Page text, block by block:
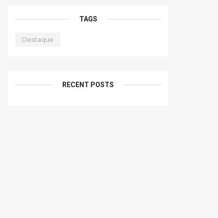
TAGS
Destaque
RECENT POSTS